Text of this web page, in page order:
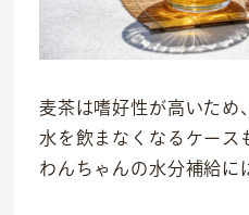
麦茶は嗜好性が高いため
水を飲まなくなるケース
わんちゃんの水分補給に